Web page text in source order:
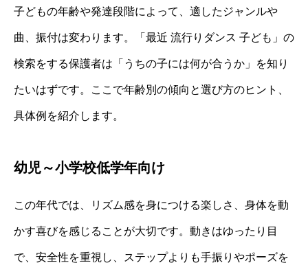
子どもの年齢や発達段階によって、適したジャンルや
曲、振付は変わります。「最近 流行りダンス 子ども」の
検索をする保護者は「うちの子には何が合うか」を知り
たいはずです。ここで年齢別の傾向と選び方のヒント、
具体例を紹介します。
幼児～小学校低学年向け
この年代では、リズム感を身につける楽しさ、身体を動
かす喜びを感じることが大切です。動きはゆったり目
で、安全性を重視し、ステップよりも手振りやポーズを